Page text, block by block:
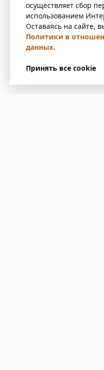
осуществляет сбор
использованием
Оставаясь на сайте,
Политики в
данных.
Принять все cookie